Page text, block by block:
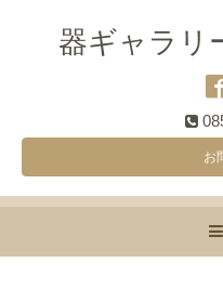
器ギャラ
お